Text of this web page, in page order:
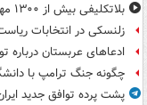
بلاتکلیفی بیش از ۱۳۰۰ مهاجر خردسال در سئوتای اسپانیا
زلنسکی در انتخابات
ادعاهای عربستان درباره
چگونه جنگ ترامپ با
پشت پرده توافق جدید